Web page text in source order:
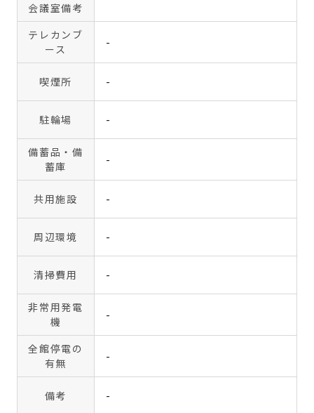
会議室備考
テレカンブ
ース
-
喫煙所 -
駐輪場 -
備蓄品・備
蓄庫
-
共用施設 -
周辺環境 -
清掃費用 -
非常用発電
機
-
全館停電の
有無
-
備考 -